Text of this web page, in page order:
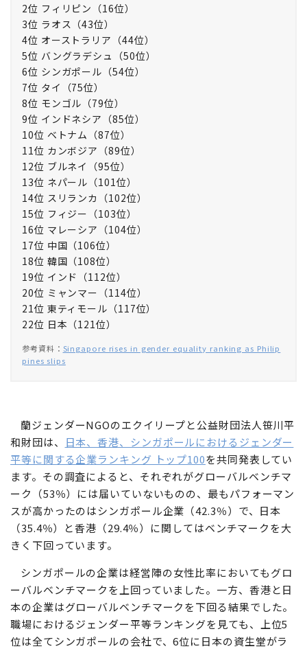
2位 フィリピン（16位）
3位 ラオス（43位）
4位 オーストラリア（44位）
5位 バングラデシュ（50位）
6位 シンガポール（54位）
7位 タイ（75位）
8位 モンゴル（79位）
9位 インドネシア（85位）
10位 ベトナム（87位）
11位 カンボジア（89位）
12位 ブルネイ（95位）
13位 ネパール（101位）
14位 スリランカ（102位）
15位 フィジー（103位）
16位 マレーシア（104位）
17位 中国（106位）
18位 韓国（108位）
19位 インド（112位）
20位 ミャンマー（114位）
21位 東ティモール（117位）
22位 日本（121位）
参考資料： Singapore rises in gender equality ranking as Philip
pines slips
蘭ジェンダーNGOのエクイリープと公益財団法人笹川平
和財団は、
日本、香港、シンガポールにおけるジェンダー
平等に関する企業ランキング トップ100を共同発表してい
ます。その調査によると、それぞれがグローバルベンチマ
ーク（53％）には届いていないものの、最もパフォーマン
スが高かったのはシンガポール企業（42.3％）で、日本
（35.4％）と香港（29.4％）に関してはベンチマークを大
きく下回っています。
シンガポールの企業は経営陣の女性比率においてもグロ
ーバルベンチマークを上回っていました。一方、香港と日
本の企業はグローバルベンチマークを下回る結果でした。
職場におけるジェンダー平等ランキングを見ても、上位5
位は全てシンガポールの会社で、6位に日本の資生堂がラ